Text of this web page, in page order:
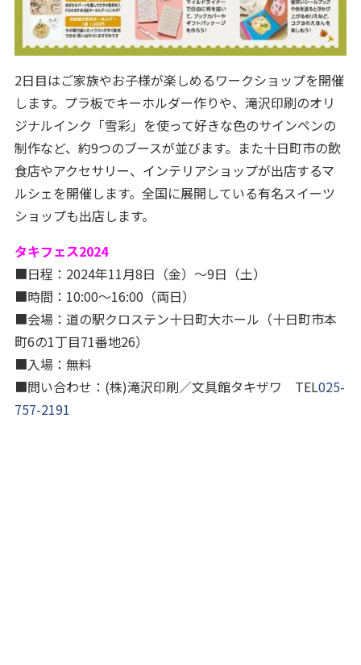
2日目はご家族やお子様が楽しめるワークショップを開催
します。プラ板でキーホルダー作りや、滝沢印刷のオリ
ジナルインク「雪彩」を使って好きな色のサインペンの
制作など、約9つのブースが並びます。また十日町市の飲
食店やアクセサリー、インテリアショップが出店するマ
ルシェを開催します。全国に展開している有名スイーツ
ショップも出店します。
タキフェス2024
■日程：2024年11月8日（金）～9日（土）
■時間：10:00～16:00（両日）
■会場：道の駅クロステン十日町大ホール（十日町市本
町6の1丁目71番地26）
■入場：無料
■問い合わせ：(株)滝沢印刷／文具館タキザワ TEL025-
757-2191